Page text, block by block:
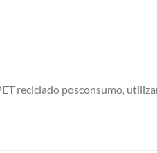
reciclado posconsumo,